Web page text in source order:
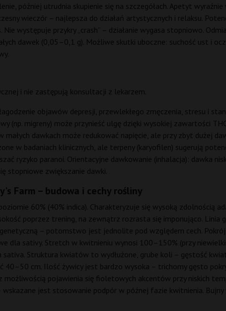
później utrudnia skupienie się na szczegółach. Apetyt
wieczór – najlepsza do działań artystycznych i relaksu.
występuje przykry „crash” – działanie wygasa stopniowo.
dawek (0,05–0,1 g). Możliwe skutki uboczne: suchość ust i
i nie zastępują konsultacji z lekarzem.
objawów depresji, przewlekłego zmęczenia, stresu i
(np. migreny) może przynieść ulgę dzięki wysokiej zawartości
małych dawkach może redukować napięcie, ale przy zbyt dużej
w badaniach klinicznych, ale terpeny (karyofilen) sugerują
ryzyko paranoi. Orientacyjne dawkowanie (inhalacja): dawka
stopniowe zwiększanie dawki.
Farm – budowa i cechy rośliny
60% (40% indica). Charakteryzuje się wysoką zdolnością
poprzez trening, na zewnątrz rozrasta się imponująco. Linia
– potomstwo jest jednolite pod względem cech. Pokrój
dla sativy. Stretch w kwitnieniu wynosi 100–150% (przy
sativa. Struktura kwiatów to wydłużone, grube koli – gęstość
40–50 cm. Ilość żywicy jest bardzo wysoka – trichomy gęsto
pojawienia się fioletowych akcentów przy niskich
wskazane jest stosowanie podpór w późnej fazie kwitnienia.